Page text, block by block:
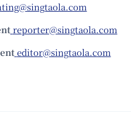
reporter@singtaola.com
editor@singtaola.com